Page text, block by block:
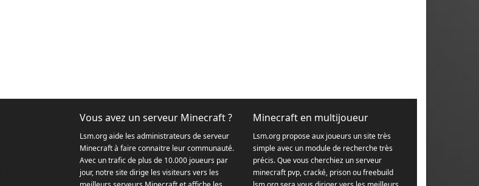
Vous avez un serveur Minecraft ?
Lsm.org aide les administrateurs de serveur
Minecraft à faire connaitre leur communauté.
Avec un trafic de plus de 10.000 joueurs par
jour, notre site dirige les visiteurs vers les
Minecraft en multijoueur
Lsm.org propose aux joueurs un site très
simple avec un module de recherche très
précis. Que vous cherchiez un serveur
minecraft pvp, cracké, prison ou freebuild